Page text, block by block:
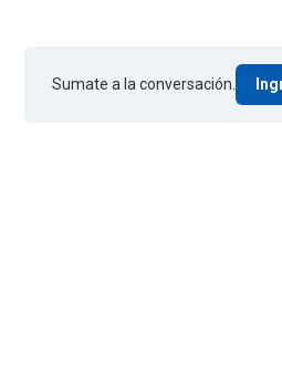
Sumate a la conversación.